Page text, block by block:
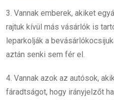
3. Vannak emberek, akiket
rajtuk kívül más vásárlók is
leparkolják a
aztán senki sem fér el.
4. Vannak azok az autósok,
fáradtságot, hogy irányjelzőt